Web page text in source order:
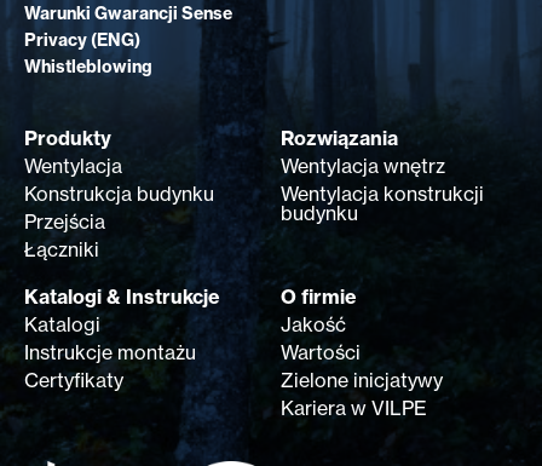
Warunki Gwarancji Sense
Privacy (ENG)
Whistleblowing
Produkty
Wentylacja
Konstrukcja budynku
Przejścia
Łączniki
Rozwiązania
Wentylacja wnętrz
Wentylacja konstrukcji
budynku
Katalogi & Instrukcje
Katalogi
Instrukcje montażu
Certyfikaty
O firmie
Jakość
Wartości
Zielone inicjatywy
Kariera w VILPE